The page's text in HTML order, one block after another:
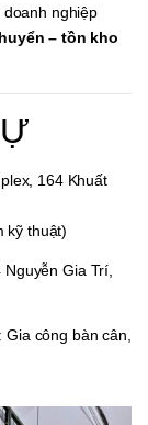
nghiệp
– tồn kho
164 Khuất
kỹ thuật)
Nguyễn Gia Trí,
: Gia công bàn cân,